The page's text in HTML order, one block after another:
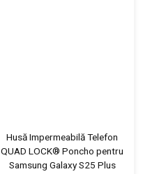
Husă Impermeabilă Telefon
QUAD LOCK® Poncho pentru
Samsung Galaxy S25 Plus